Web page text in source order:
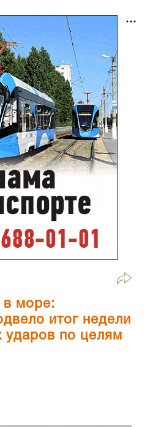
в море:
итог недели
ударов по целям